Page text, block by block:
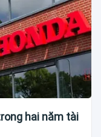
hai năm tài